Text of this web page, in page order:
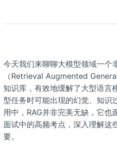
今天我们来聊聊大模型领域一
（Retrieval Augmented
知识库，有效地缓解了大型语言
型任务时可能出现的幻觉、知识
用中，RAG并非完美无缺，它也
面试中的高频考点，深入理解这
要。